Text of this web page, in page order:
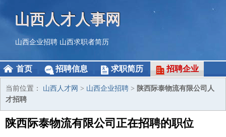
山西人才人事网
山西企业招聘 山西求职者简历
首页 招聘信息 求职简历 招聘企业
当前位置： 山西人才网 > 山西企业招聘 > 陕西际泰物流有限公司人
才招聘
陕西际泰物流有限公司正在招聘的职位